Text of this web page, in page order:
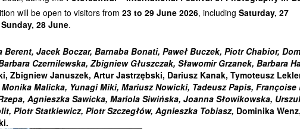
will be open to visitors from 23 to 29 June 2026, including Saturday, 27
Sunday, 28 June.
Berent, Jacek Boczar, Barnaba Bonati, Paweł Buczek, Piotr Chabior,
Czernilewska, Zbigniew Głuszczak, Sławomir Grzanek, Barbara
Zbigniew Januszek, Artur Jastrzębski, Dariusz Kanak, Tymoteusz
Malicka, Yunagi Miki, Mariusz Nowicki, Tadeusz Papis, Françoise
Agnieszka Sawicka, Mariola Siwińska, Joanna Słowikowska,
Piotr Statkiewicz, Piotr Szczegłów, Agnieszka Tobiasz, Dominika